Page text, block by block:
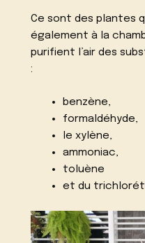
Ce sont des plantes
également à la
purifient l’air des
:
benzène,
formaldéhyde,
le xylène,
ammoniac,
toluène
et du